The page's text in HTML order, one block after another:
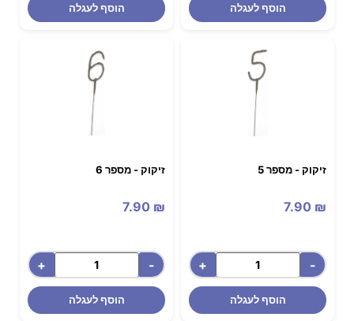
הוסף לעגלה הוסף לעגלה
זיקוק - מספר 5
7.90 ₪
-
+
הוסף לעגלה
זיקוק - מספר 6
7.90 ₪
-
+
הוסף לעגלה